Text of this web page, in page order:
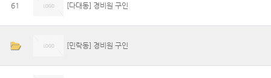
61 [다대동] 경비원 구인
[민락동] 경비원 구인